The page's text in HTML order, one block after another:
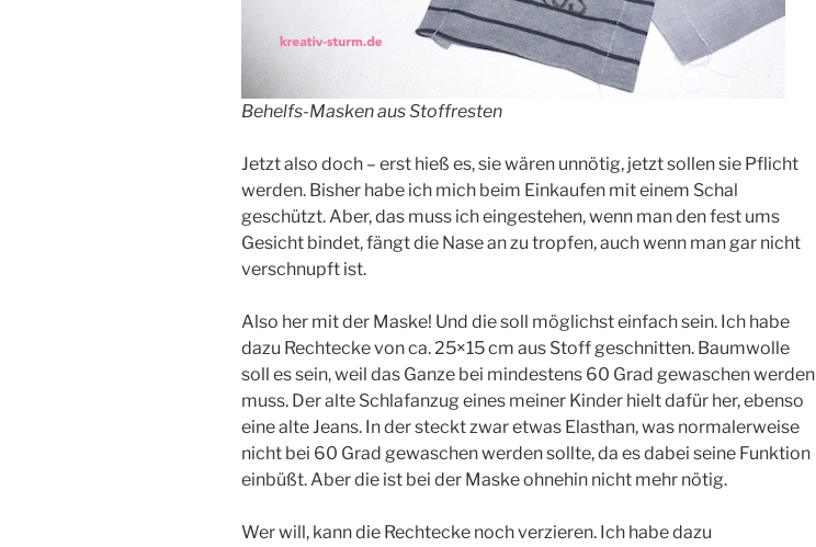
Behelfs-Masken aus Stoffresten
Jetzt also doch – erst hieß es, sie wären unnötig, jetzt sollen sie Pflicht
werden. Bisher habe ich mich beim Einkaufen mit einem Schal
geschützt. Aber, das muss ich eingestehen, wenn man den fest ums
Gesicht bindet, fängt die Nase an zu tropfen, auch wenn man gar nicht
verschnupft ist.
Also her mit der Maske! Und die soll möglichst einfach sein. Ich habe
dazu Rechtecke von ca. 25×15 cm aus Stoff geschnitten. Baumwolle
soll es sein, weil das Ganze bei mindestens 60 Grad gewaschen werden
muss. Der alte Schlafanzug eines meiner Kinder hielt dafür her, ebenso
eine alte Jeans. In der steckt zwar etwas Elasthan, was normalerweise
nicht bei 60 Grad gewaschen werden sollte, da es dabei seine Funktion
einbüßt. Aber die ist bei der Maske ohnehin nicht mehr nötig.
Wer will, kann die Rechtecke noch verzieren. Ich habe dazu